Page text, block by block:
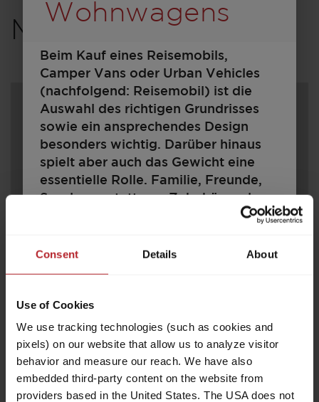
Consent Details About
Use of Cookies
We use tracking technologies (such as cookies and
pixels) on our website that allow us to analyze visitor
behavior and measure our reach. We have also
embedded third-party content on the website from
providers based in the United States. The USA does not
Modell auswählen
30.700,– CHF
Preis aba) Schlafplätze
7,58 m
Länge
1600 kg
Zulässig. Gesamtgewicht
Wohnwagens
Beim Kauf eines Reisemobils,
Camper Vans oder Urban Vehicles
(nachfolgend: Reisemobil) ist die
Auswahl des richtigen Grundrisses
sowie ein ansprechendes Design
besonders wichtig. Darüber hinaus
spielt aber auch das Gewicht eine
essentielle Rolle. Familie, Freunde,
Sonderausstattung, Zubehör und
Gepäck – all das soll Platz finden.
technische Grenzen für die
Gewicht ausgelegt, das im
Fahrbetrieb nicht überschritten
werden darf. Für Reisemobilkäufer
stellt sich damit die Frage: Wie muss
ich mein Fahrzeug konfigurieren, um
Fahrgäste, Gepäck und Zubehör